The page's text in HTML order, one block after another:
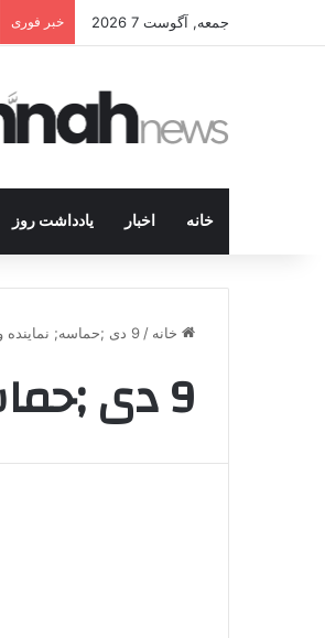
جمعه, آگوست 7 2026 خبر فوری
خانه اخبار یادداشت روز
خانه / 9 دی ;حماسه; نماینده ولی فقیه ; بیانیه
9 دی ;حماسه; نماینده ولی فقیه ; بیانیه